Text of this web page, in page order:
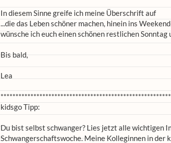
In diesem Sinne greife ich meine Überschrift auf
...die das Leben schöner machen, hinein ins
wünsche ich euch einen schönen restlichen
Bis bald,
Lea
kidsgo Tipp:
Du bist selbst schwanger? Lies jetzt alle wichtigen
Schwangerschaftswoche. Meine Kolleginnen in der